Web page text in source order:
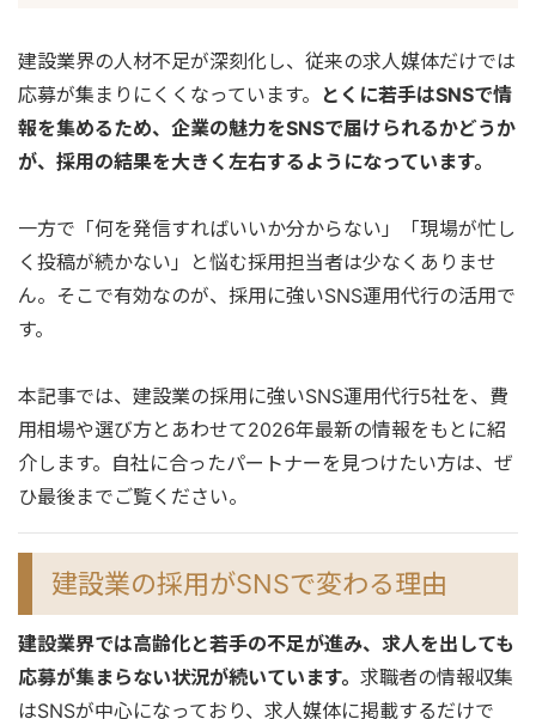
建設業界の人材不足が深刻化し、従来の求人媒体だけでは
応募が集まりにくくなっています。
とくに若手はSNSで情
報を集めるため、企業の魅力をSNSで届けられるかどうか
が、採用の結果を大きく左右するようになっています。
一方で「何を発信すればいいか分からない」「現場が忙し
く投稿が続かない」と悩む採用担当者は少なくありませ
ん。そこで有効なのが、採用に強いSNS運用代行の活用で
す。
本記事では、建設業の採用に強いSNS運用代行5社を、費
用相場や選び方とあわせて2026年最新の情報をもとに紹
介します。自社に合ったパートナーを見つけたい方は、ぜ
ひ最後までご覧ください。
建設業の採用がSNSで変わる理由
建設業界では高齢化と若手の不足が進み、求人を出しても
応募が集まらない状況が続いています。 求職者の情報収集
はSNSが中心になっており、求人媒体に掲載するだけで